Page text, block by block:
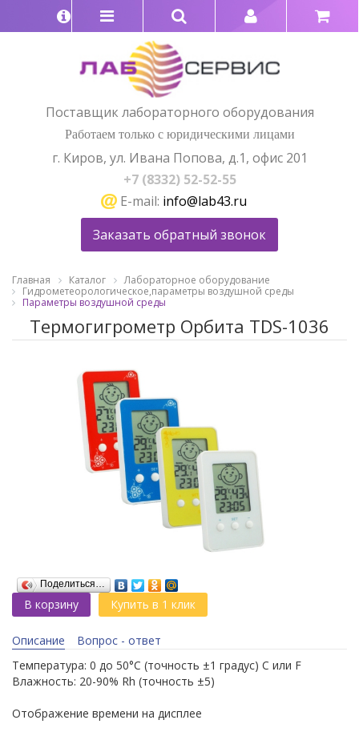
Поставщик лабораторного оборудования
Работаем только с юридическими лицами
г. Киров, ул. Ивана Попова, д.1, офис 201
+7 (8332) 52-52-55
E-mail: info@lab43.ru
Заказать обратный звонок
Главная Каталог
Лабораторное оборудование
Гидрометеорологическое,параметры воздушной среды
Параметры воздушной среды
Термогигрометр Орбита TDS-1036
Поделиться…
В корзину Купить в 1 клик
Описание
Вопрос - ответ
Температура: 0 до 50°С (точность ±1 градус) С или F
Влажность: 20-90% Rh (точность ±5)
Отображение времени на дисплее